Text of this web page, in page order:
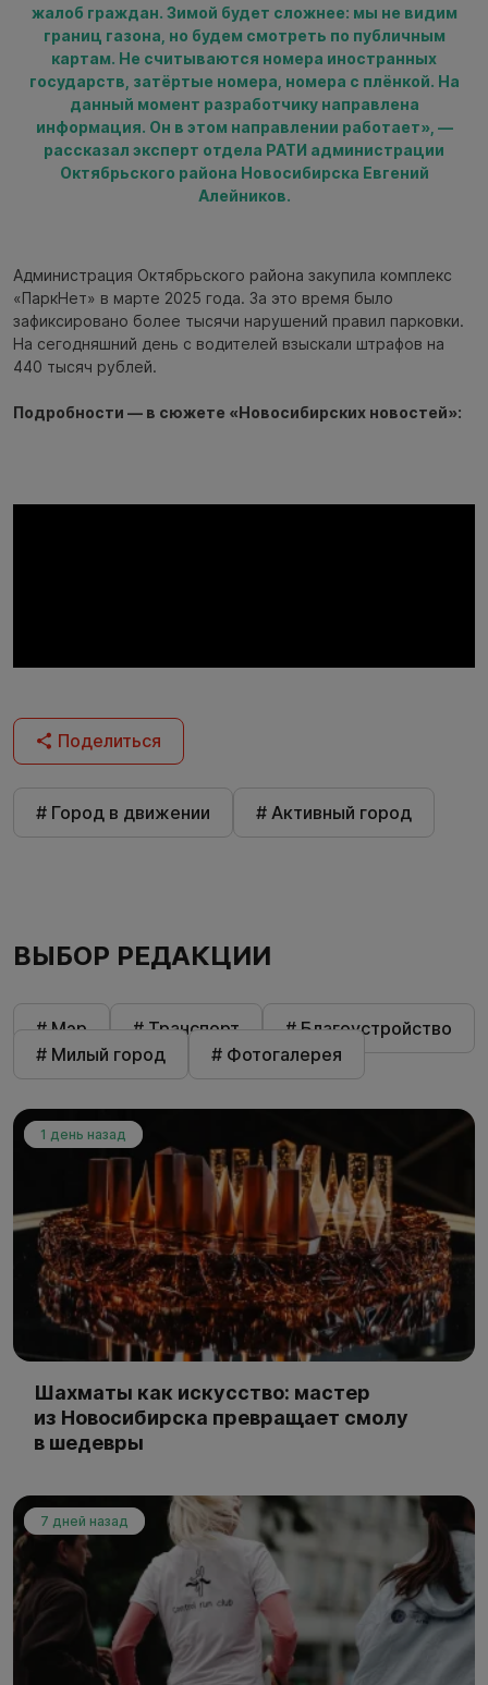
жалоб граждан. Зимой будет сложнее: мы не видим
границ газона, но будем смотреть по публичным
картам. Не считываются номера иностранных
государств, затёртые номера, номера с плёнкой. На
данный момент разработчику направлена
информация. Он в этом направлении работает», —
рассказал эксперт отдела РАТИ администрации
Октябрьского района Новосибирска Евгений
Алейников.
Администрация Октябрьского района закупила комплекс
«ПаркНет» в марте 2025 года. За это время было
зафиксировано более тысячи нарушений правил парковки.
На сегодняшний день с водителей взыскали штрафов на
440 тысяч рублей.
Подробности — в сюжете «Новосибирских новостей»:
Поделиться
# Город в движении # Активный город
ВЫБОР РЕДАКЦИИ
# Мэр # Транспорт
# Благоустройство
# Милый город
# Фотогалерея
1 день назад
Шахматы как искусство: мастер
из Новосибирска превращает смолу
в шедевры
7 дней назад